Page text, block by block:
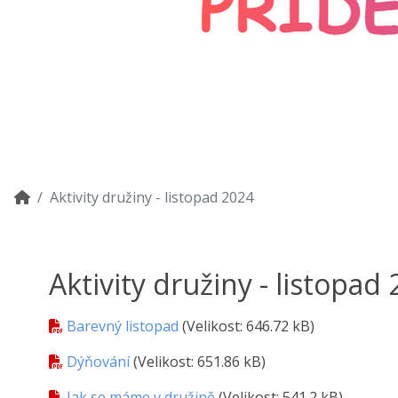
Aktivity družiny - listopad 2024
Aktivity družiny - listopad
Barevný listopad (Velikost: 646.72 kB)
Dýňování(Velikost: 651.86 kB)